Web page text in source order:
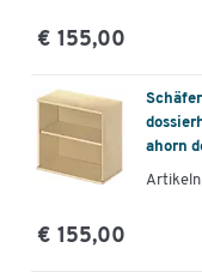
€ 155,00
ahorn
€ 155,00